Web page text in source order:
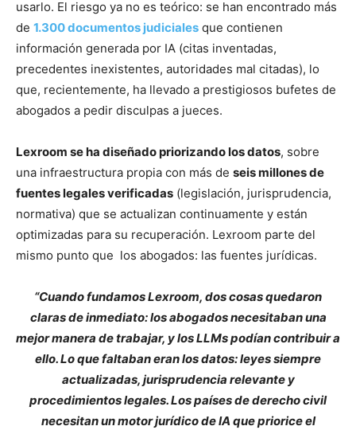
usarlo. El riesgo ya no es teórico: se han encontrado más
de 1.300 documentos judiciales que contienen
información generada por IA (citas inventadas,
precedentes inexistentes, autoridades mal citadas), lo
que, recientemente, ha llevado a prestigiosos bufetes de
abogados a pedir disculpas a jueces.
Lexroom se ha diseñado priorizando los datos, sobre
una infraestructura propia con más de seis millones de
fuentes legales verificadas (legislación, jurisprudencia,
normativa) que se actualizan continuamente y están
optimizadas para su recuperación. Lexroom parte del
mismo punto que los abogados: las fuentes jurídicas.
“Cuando fundamos Lexroom, dos cosas quedaron
claras de inmediato: los abogados necesitaban una
mejor manera de trabajar, y los LLMs podían contribuir a
ello. Lo que faltaban eran los datos: leyes siempre
actualizadas, jurisprudencia relevante y
procedimientos legales. Los países de derecho civil
necesitan un motor jurídico de IA que priorice el